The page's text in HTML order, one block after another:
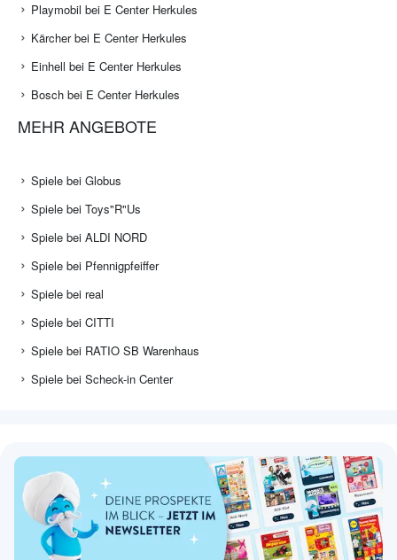
Playmobil bei E Center Herkules
Kärcher bei E Center Herkules
Einhell bei E Center Herkules
Bosch bei E Center Herkules
MEHR ANGEBOTE
Spiele bei Globus
Spiele bei Toys"R"Us
Spiele bei ALDI NORD
Spiele bei Pfennigpfeiffer
Spiele bei real
Spiele bei CITTI
Spiele bei RATIO SB Warenhaus
Spiele bei Scheck-in Center